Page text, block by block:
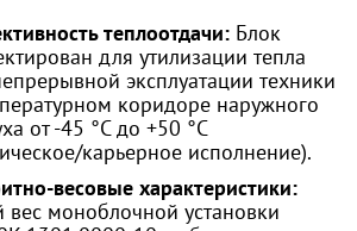
теплоотдачи: Блок
для утилизации тепла
эксплуатации техники
коридоре наружного
от -45 °C до +50 °C
карьерное исполнение).
весовые характеристики:
вес моноблочной установки